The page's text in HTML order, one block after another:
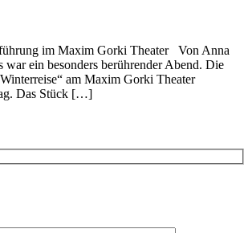
im Maxim Gorki Theater Von Anna
ein besonders berührender Abend. Die
am Maxim Gorki Theater
Das Stück […]